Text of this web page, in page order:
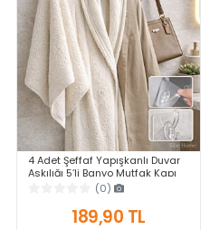
4 Adet Şeffaf Yapışkanlı Duvar
Askılığı 5’li Banyo Mutfak Kapı
Arkası Havlu Askısı Şeffaf
(0)
189,90 TL